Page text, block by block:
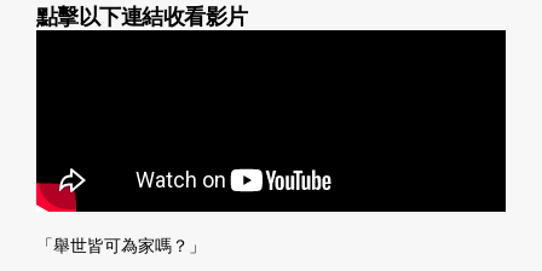
點擊以下連結收看影片
「舉世皆可為家嗎？」